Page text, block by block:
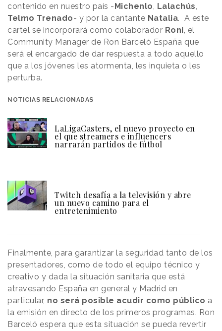
contenido en nuestro país -Michenlo, Lalachús,
Telmo Trenado- y por la cantante Natalia. A este
cartel se incorporará como colaborador Roni, el
Community Manager de Ron Barceló España que
será el encargado de dar respuesta a todo aquello
que a los jóvenes les atormenta, les inquieta o les
perturba.
NOTICIAS RELACIONADAS
LaLigaCasters, el nuevo proyecto en
el que streamers e influencers
narrarán partidos de fútbol
Twitch desafía a la televisión y abre
un nuevo camino para el
entretenimiento
Finalmente, para garantizar la seguridad tanto de los
presentadores, como de todo el equipo técnico y
creativo y dada la situación sanitaria que está
atravesando España en general y Madrid en
particular, no será posible acudir como público a
la emisión en directo de los primeros programas. Ron
Barceló espera que esta situación se pueda revertir